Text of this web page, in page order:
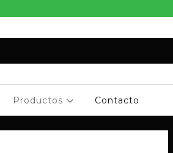
Productos Contacto